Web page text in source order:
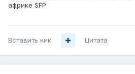
африке SFP
Вставить ник Цитата